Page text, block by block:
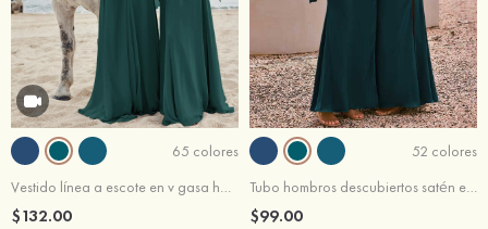
65 colores
Vestido línea a escote en v gasa hasta el suelo vestido de dama de honor
$132.00
52 colores
Tubo hombros descubiertos satén elástico hasta el suelo vestido de dama de honor
$99.00